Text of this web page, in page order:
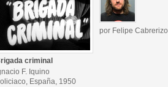
por Felipe Cabrerizo
criminal
F. Iquino
España, 1950